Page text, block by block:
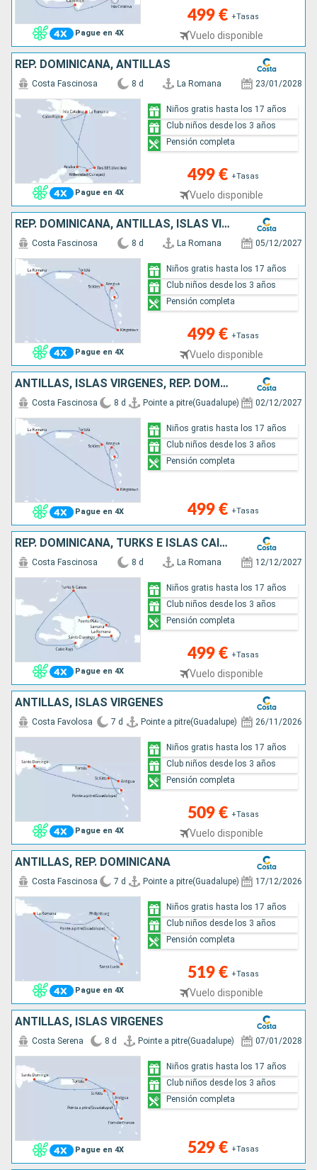
Pague en 4X
499 € +Tasas
Vuelo disponible
REP. DOMINICANA, ANTILLAS
Pague en 4X
Costa Fascinosa 8 d La Romana 23/01/2028
499 € +Tasas
Vuelo disponible
Niños gratis hasta los 17 años
Club niños desde los 3 años
Pensión completa
REP. DOMINICANA, ANTILLAS, ISLAS VÍRGENES
Pague en 4X
Costa Fascinosa 8 d La Romana 05/12/2027
499 € +Tasas
Vuelo disponible
Niños gratis hasta los 17 años
Club niños desde los 3 años
Pensión completa
ANTILLAS, ISLAS VÍRGENES, REP. DOMINICANA
Pague en 4X
Costa Fascinosa 8 d Pointe a pitre(Guadalupe) 02/12/2027
499 € +Tasas
Niños gratis hasta los 17 años
Club niños desde los 3 años
Pensión completa
REP. DOMINICANA, TURKS E ISLAS CAICOS
Pague en 4X
Costa Fascinosa 8 d La Romana 12/12/2027
499 € +Tasas
Vuelo disponible
Niños gratis hasta los 17 años
Club niños desde los 3 años
Pensión completa
ANTILLAS, ISLAS VÍRGENES
Pague en 4X
Costa Favolosa 7 d Pointe a pitre(Guadalupe) 26/11/2026
509 € +Tasas
Vuelo disponible
Niños gratis hasta los 17 años
Club niños desde los 3 años
Pensión completa
ANTILLAS, REP. DOMINICANA
Pague en 4X
Costa Fascinosa 7 d Pointe a pitre(Guadalupe) 17/12/2026
519 € +Tasas
Vuelo disponible
Niños gratis hasta los 17 años
Club niños desde los 3 años
Pensión completa
ANTILLAS, ISLAS VÍRGENES
Pague en 4X
Costa Serena 8 d Pointe a pitre(Guadalupe) 07/01/2028
529 € +Tasas
Niños gratis hasta los 17 años
Club niños desde los 3 años
Pensión completa